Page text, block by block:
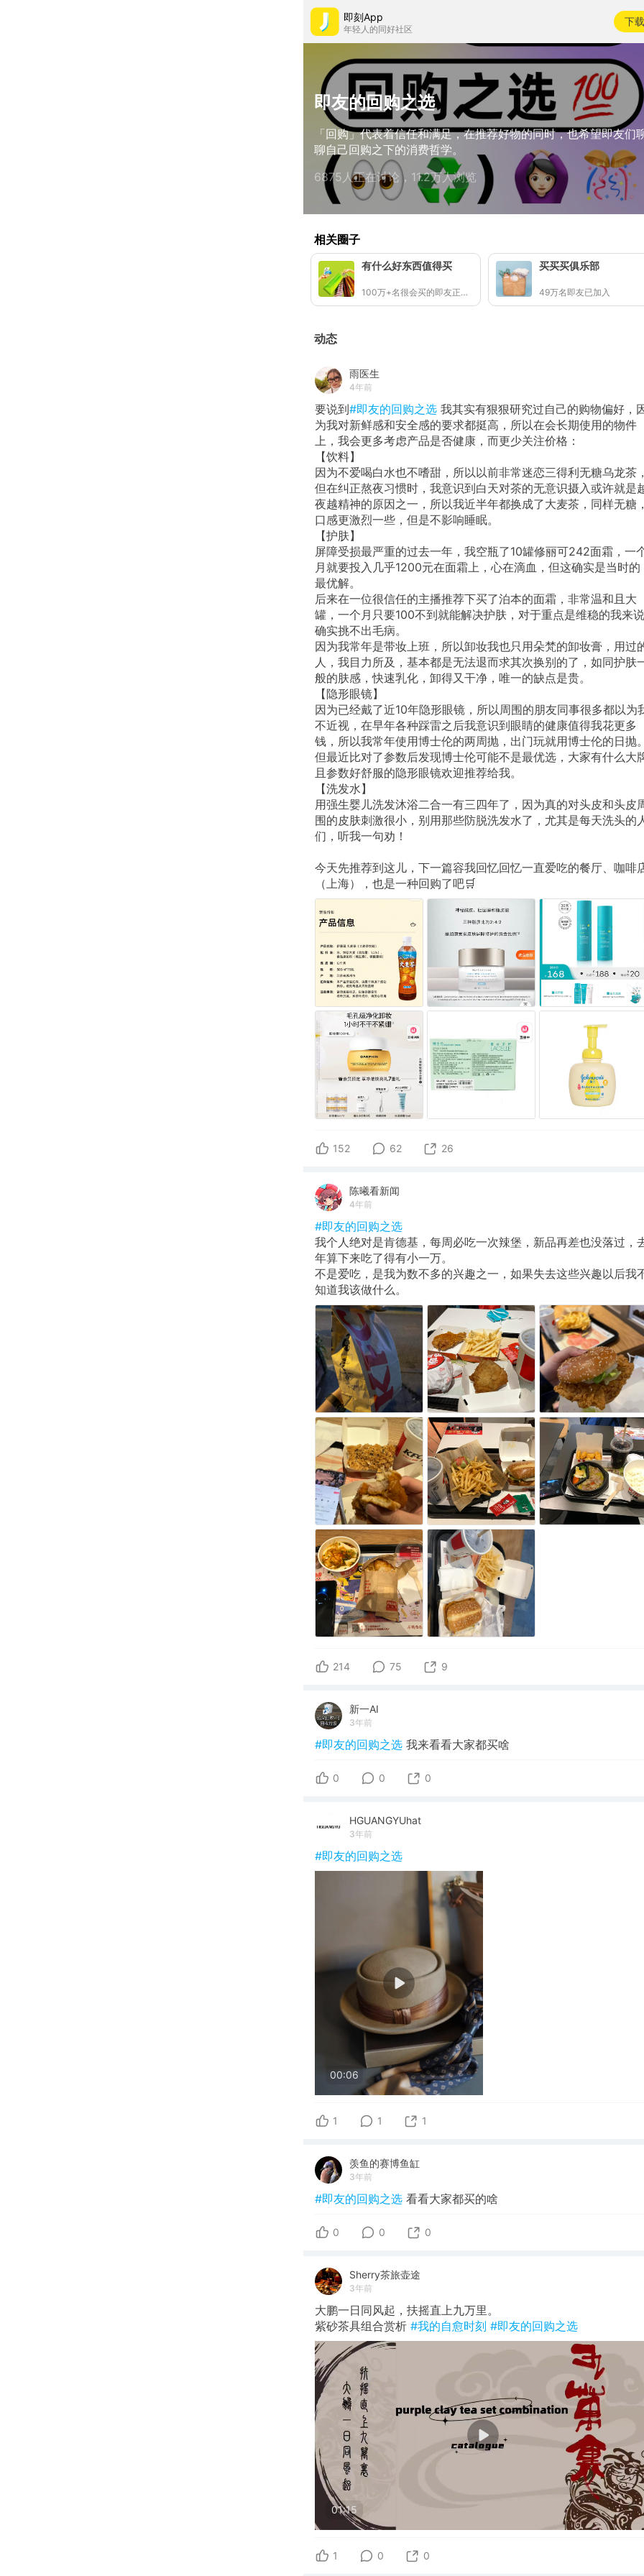
即刻App
年轻人的同好社区
下载
即友的回购之选
「回购」代表着信任和满足，在推荐好物的同时，也希望即友们
聊自己回购之下的消费哲学。
6875人正在讨论，11.2万人浏览
相关圈子
有什么好东西值得买
100万+名很会买的即友正在分享好东西🛒✨
买买买俱乐部
49万名即友已加入
动态
雨医生
4年前
要说到#即友的回购之选 我其实有狠狠研究过自己的购物偏好，
为我对新鲜感和安全感的要求都挺高，所以在会长期使用的物件
上，我会更多考虑产品是否健康，而更少关注价格：
【饮料】
因为不爱喝白水也不嗜甜，所以以前非常迷恋三得利无糖乌龙茶
但在纠正熬夜习惯时，我意识到白天对茶的无意识摄入或许就是
夜越精神的原因之一，所以我近半年都换成了大麦茶，同样无糖
口感更激烈一些，但是不影响睡眠。
【护肤】
屏障受损最严重的过去一年，我空瓶了10罐修丽可242面霜，一
月就要投入几乎1200元在面霜上，心在滴血，但这确实是当时的
最优解。
后来在一位很信任的主播推荐下买了泊本的面霜，非常温和且大
罐，一个月只要100不到就能解决护肤，对于重点是维稳的我来说
确实挑不出毛病。
因为我常年是带妆上班，所以卸妆我也只用朵梵的卸妆膏，用过
人，我目力所及，基本都是无法退而求其次换别的了，如同护肤
般的肤感，快速乳化，卸得又干净，唯一的缺点是贵。
【隐形眼镜】
因为已经戴了近10年隐形眼镜，所以周围的朋友同事很多都以为
不近视，在早年各种踩雷之后我意识到眼睛的健康值得我花更多
钱，所以我常年使用博士伦的两周抛，出门玩就用博士伦的日抛
但最近比对了参数后发现博士伦可能不是最优选，大家有什么大
且参数好舒服的隐形眼镜欢迎推荐给我。
【洗发水】
用强生婴儿洗发沐浴二合一有三四年了，因为真的对头皮和头皮
围的皮肤刺激很小，别用那些防脱洗发水了，尤其是每天洗头的
们，听我一句劝！
今天先推荐到这儿，下一篇容我回忆回忆一直爱吃的餐厅、咖啡
（上海），也是一种回购了吧🛒
152 62 26
陈曦看新闻
4年前
#即友的回购之选
我个人绝对是肯德基，每周必吃一次辣堡，新品再差也没落过，
年算下来吃了得有小一万。
不是爱吃，是我为数不多的兴趣之一，如果失去这些兴趣以后我
知道我该做什么。
214 75 9
新一AI
3年前
#即友的回购之选 我来看看大家都买啥
0 0 0
HGUANGYUhat
3年前
#即友的回购之选
00:06
1 1 1
羡鱼的赛博鱼缸
3年前
#即友的回购之选 看看大家都买的啥
0 0 0
Sherry茶旅壶途
3年前
大鹏一日同风起，扶摇直上九万里。
紫砂茶具组合赏析 #我的自愈时刻 #即友的回购之选
01:15
1 0 0